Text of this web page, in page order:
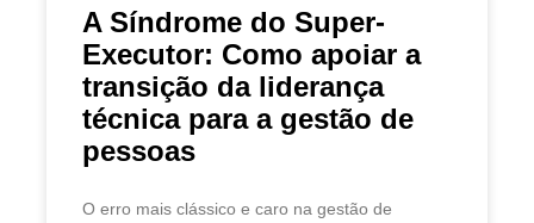
A Síndrome do Super-
Executor: Como apoiar a
transição da liderança
técnica para a gestão de
pessoas
O erro mais clássico e caro na gestão de